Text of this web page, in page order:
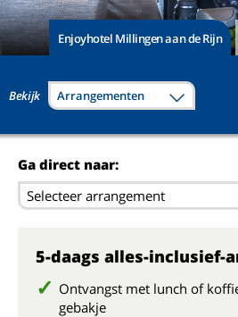
Enjoyhotel Millingen aan de Rijn
Bekijk Arrangementen
Ga direct naar:
Selecteer arrangement
5-daags alles-inclusief-
Ontvangst met lunch of
gebakje